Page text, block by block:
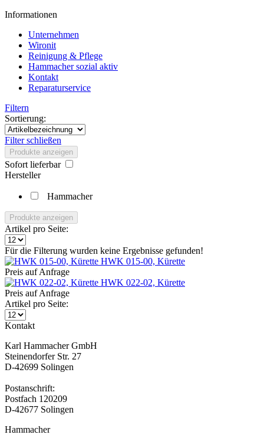
Informationen
Unternehmen
Wironit
Reinigung & Pflege
Hammacher sozial aktiv
Kontakt
Reparaturservice
Filtern
Sortierung:
Filter schließen
Produkte anzeigen
Sofort lieferbar
Hersteller
Hammacher
Produkte anzeigen
Artikel pro Seite:
Für die Filterung wurden keine Ergebnisse gefunden!
HWK 015-00, Kürette
Preis auf Anfrage
HWK 022-02, Kürette
Preis auf Anfrage
Artikel pro Seite:
Kontakt
Karl Hammacher GmbH
Steinendorfer Str. 27
D-42699 Solingen
Postanschrift:
Postfach 120209
D-42677 Solingen
Hammacher